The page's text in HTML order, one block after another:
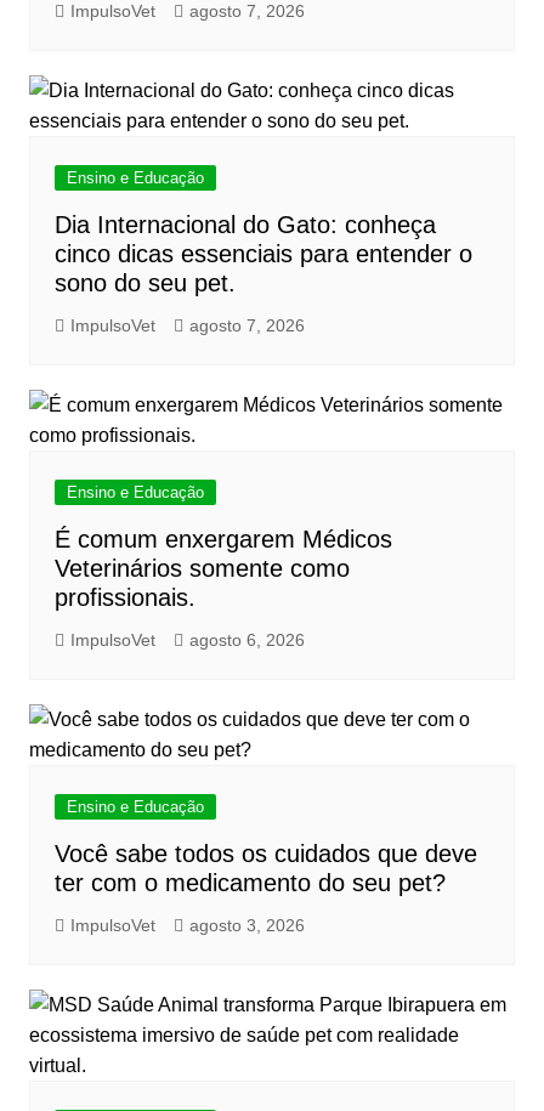
ImpulsoVet agosto 7, 2026
Ensino e Educação
Dia Internacional do Gato: conheça
cinco dicas essenciais para entender o
sono do seu pet.
ImpulsoVet agosto 7, 2026
Ensino e Educação
É comum enxergarem Médicos
Veterinários somente como
profissionais.
ImpulsoVet agosto 6, 2026
Ensino e Educação
Você sabe todos os cuidados que deve
ter com o medicamento do seu pet?
ImpulsoVet agosto 3, 2026